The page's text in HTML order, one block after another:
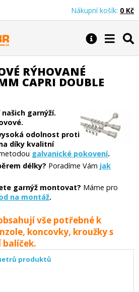
Nákupní košík: 0 Kč
RÝHOVANÉ
CAPRI DOUBLE
garnýží.
odolnost proti
díky kvalitní
galvanické pokovení.
délky? Poradíme Vám jak
garnýž montovat? Máme pro
na montáž.
vše potřebné k
koncovky, kroužky s
balíček.
produktů